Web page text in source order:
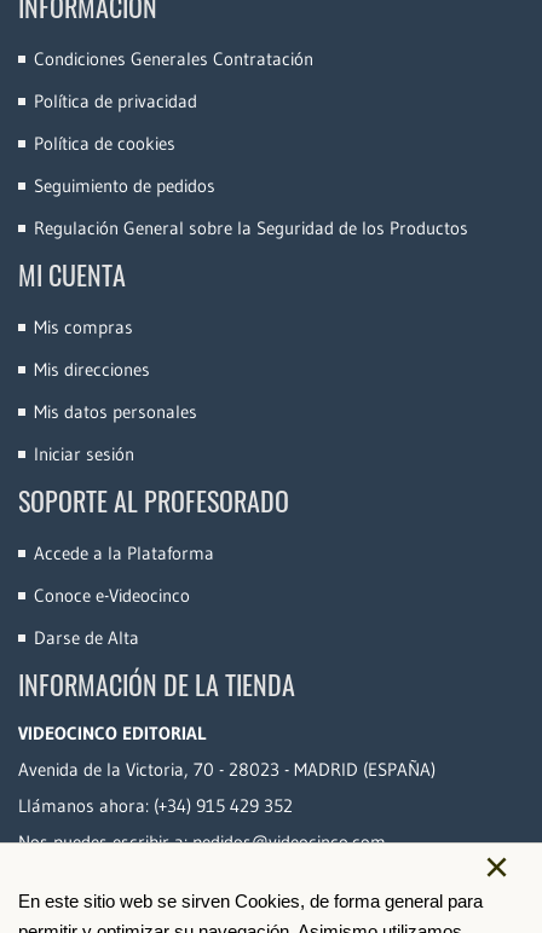
×
En este sitio web se sirven Cookies, de forma general para
Condiciones Generales Contratación
Política de privacidad
Política de cookies
Seguimiento de pedidos
Regulación General sobre la Seguridad de los Productos
MI CUENTA
Mis compras
Mis direcciones
Mis datos personales
Iniciar sesión
SOPORTE AL PROFESORADO
Accede a la Plataforma
Conoce e-Videocinco
Darse de Alta
INFORMACIÓN DE LA TIENDA
VIDEOCINCO EDITORIAL
Avenida de la Victoria, 70 - 28023 - MADRID (ESPAÑA)
Llámanos ahora: (+34) 915 429 352
Nos puedes escribir a:pedidos@videocinco.com
PAGO SEGURO